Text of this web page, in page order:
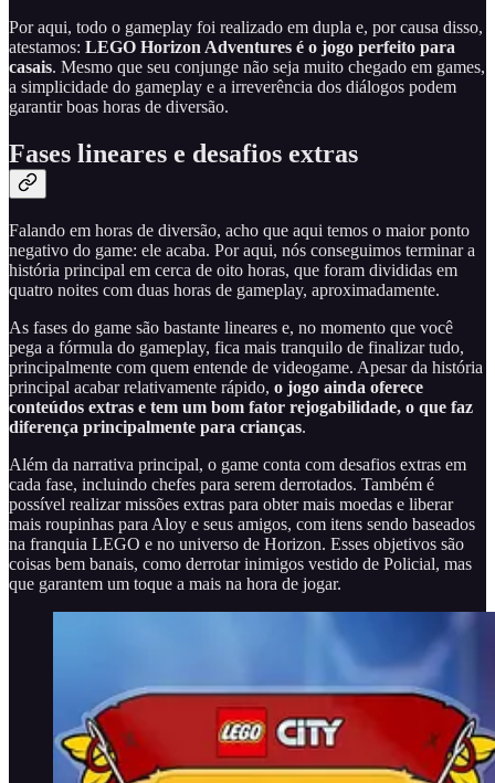
Por aqui, todo o gameplay foi realizado em dupla e, por causa disso,
atestamos: LEGO Horizon Adventures é o jogo perfeito para
casais. Mesmo que seu conjunge não seja muito chegado em games,
a simplicidade do gameplay e a irreverência dos diálogos podem
garantir boas horas de diversão.
Fases lineares e desafios extras
Falando em horas de diversão, acho que aqui temos o maior ponto
negativo do game: ele acaba. Por aqui, nós conseguimos terminar a
história principal em cerca de oito horas, que foram divididas em
quatro noites com duas horas de gameplay, aproximadamente.
As fases do game são bastante lineares e, no momento que você
pega a fórmula do gameplay, fica mais tranquilo de finalizar tudo,
principalmente com quem entende de videogame. Apesar da história
principal acabar relativamente rápido, o jogo ainda oferece
conteúdos extras e tem um bom fator rejogabilidade, o que faz
diferença principalmente para crianças.
Além da narrativa principal, o game conta com desafios extras em
cada fase, incluindo chefes para serem derrotados. Também é
possível realizar missões extras para obter mais moedas e liberar
mais roupinhas para Aloy e seus amigos, com itens sendo baseados
na franquia LEGO e no universo de Horizon. Esses objetivos são
coisas bem banais, como derrotar inimigos vestido de Policial, mas
que garantem um toque a mais na hora de jogar.